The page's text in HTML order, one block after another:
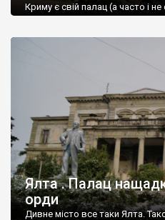
Криму є свій палац (а часто і
Ялта . Палац
орди
Дивне місто все таки Ялта.